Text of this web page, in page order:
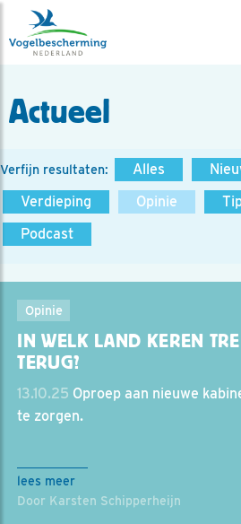
Actueel
Verfijn resultaten: Alles
Verdieping
Opinie
Podcast
Opinie
IN WELK LAND KEREN
TERUG?
13.10.25 Oproep aan nieuwe
te zorgen.
lees meer
Door Karsten Schipperheijn